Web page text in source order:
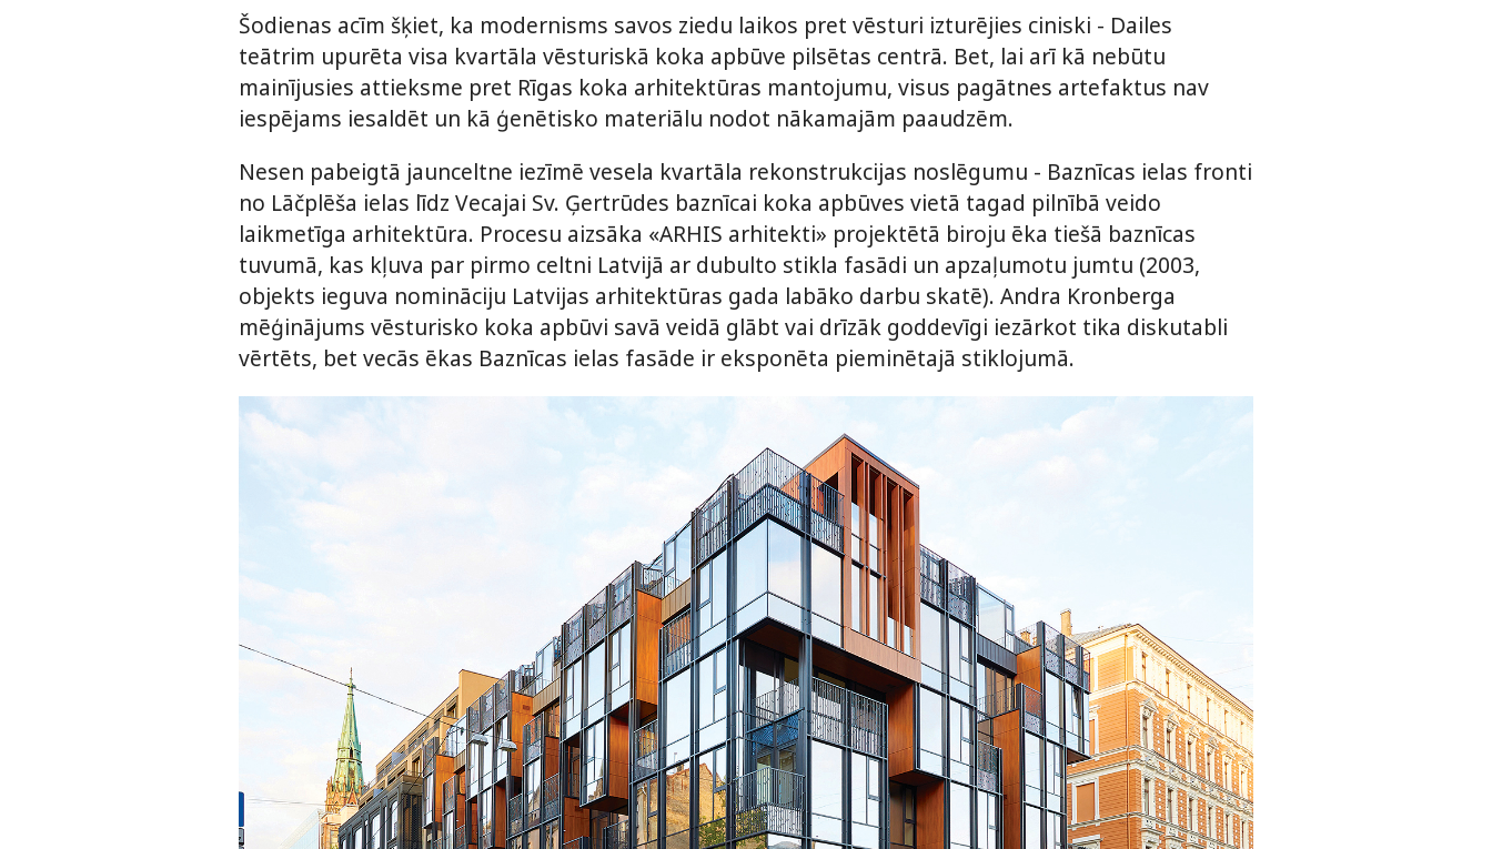
Šodienas acīm šķiet, ka modernisms savos ziedu laikos pret vēsturi izturējies ciniski - Dailes
teātrim upurēta visa kvartāla vēsturiskā koka apbūve pilsētas centrā. Bet, lai arī kā nebūtu
mainījusies attieksme pret Rīgas koka arhitektūras mantojumu, visus pagātnes artefaktus nav
iespējams iesaldēt un kā ģenētisko materiālu nodot nākamajām paaudzēm.
Nesen pabeigtā jaunceltne iezīmē vesela kvartāla rekonstrukcijas noslēgumu - Baznīcas ielas fronti
no Lāčplēša ielas līdz Vecajai Sv. Ģertrūdes baznīcai koka apbūves vietā tagad pilnībā veido
laikmetīga arhitektūra. Procesu aizsāka «ARHIS arhitekti» projektētā biroju ēka tiešā baznīcas
tuvumā, kas kļuva par pirmo celtni Latvijā ar dubulto stikla fasādi un apzaļumotu jumtu (2003,
objekts ieguva nomināciju Latvijas arhitektūras gada labāko darbu skatē). Andra Kronberga
mēģinājums vēsturisko koka apbūvi savā veidā glābt vai drīzāk goddevīgi iezārkot tika diskutabli
vērtēts, bet vecās ēkas Baznīcas ielas fasāde ir eksponēta pieminētajā stiklojumā.